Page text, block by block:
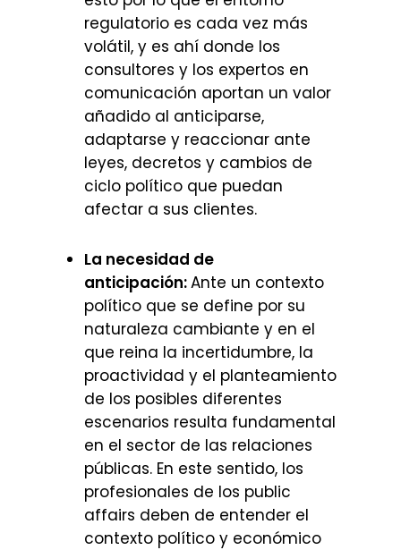
regulatorio es cada vez más
volátil, y es ahí donde los
consultores y los expertos en
comunicación aportan un valor
añadido al anticiparse,
adaptarse y reaccionar ante
leyes, decretos y cambios de
ciclo político que puedan
afectar a sus clientes.
La necesidad de
anticipación:Ante un contexto
político que se define por su
naturaleza cambiante y en el
que reina la incertidumbre, la
proactividad y el planteamiento
de los posibles diferentes
escenarios resulta fundamental
en el sector de las relaciones
públicas. En este sentido, los
profesionales de los public
affairs deben de entender el
contexto político y económico